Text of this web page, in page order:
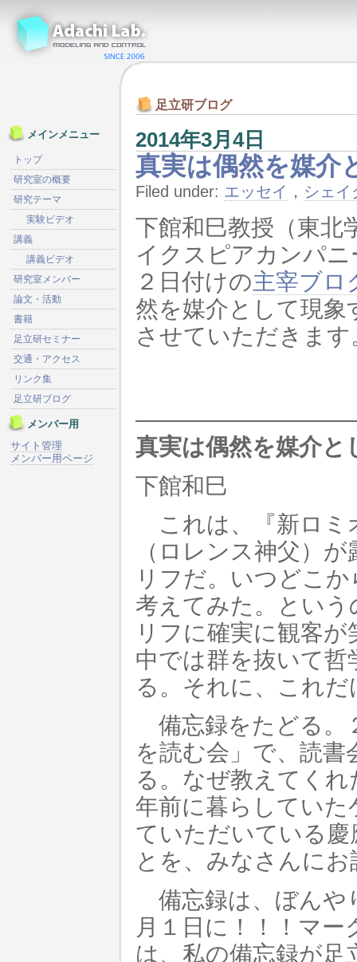
足立研ブログ
2014年3月4日
真実は偶然を媒介
Filed under: エッセイ ， シェイ
下館和巳教授（東北
イクスピアカンパ
２日付けの主宰ブ
然を媒介として現象
させていただきます
真実は偶然を媒介
下館和巳
これは、『新ロミ
（ロレンス神父）
リフだ。いつどこ
考えてみた。とい
リフに確実に観客
中では群を抜いて
る。それに、これ
備忘録をたどる。
を読む会」で、読
る。なぜ教えてく
年前に暮らしてい
ていただいている
とを、みなさんに
備忘録は、ぼんや
月１日に！！！マ
は、私の備忘録が足
メインメニュー
トップ
研究室の概要
研究テーマ
実験ビデオ
講義
講義ビデオ
研究室メンバー
論文・活動
書籍
足立研セミナー
交通・アクセス
リンク集
足立研ブログ
メンバー用
サイト管理
メンバー用ページ